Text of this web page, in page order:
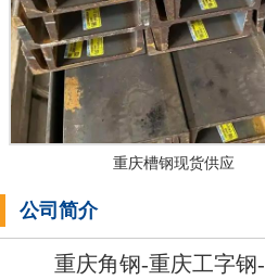
重庆槽钢现货供应
公司简介
重庆角钢-重庆工字钢-